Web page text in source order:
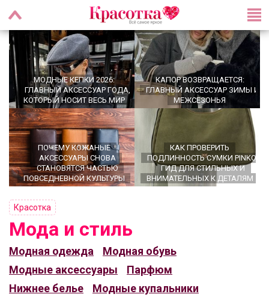
МОДНЫЕ КЕПКИ 2026:
ГЛАВНЫЙ АКСЕССУАР ГОДА,
КОТОРЫЙ НОСИТ ВЕСЬ МИР
КАПОР ВОЗВРАЩАЕТСЯ:
ГЛАВНЫЙ АКСЕССУАР ЗИМЫ И
МЕЖСЕЗОНЬЯ
ПОЧЕМУ КОЖАНЫЕ
АКСЕССУАРЫ СНОВА
СТАНОВЯТСЯ ЧАСТЬЮ
ПОВСЕДНЕВНОЙ КУЛЬТУРЫ
КАК ПРОВЕРИТЬ
ПОДЛИННОСТЬ СУМКИ PINKO:
ГИД ДЛЯ СТИЛЬНЫХ И
ВНИМАТЕЛЬНЫХ К ДЕТАЛЯМ
OFFICECORE 2023/2024:
ОФИСНЫЙ СТИЛЬ
ПЕРСОНАЛЬНЫЙ СТИЛИСТ -
ЗАЧЕМ ОН НУЖЕН?
Красотка
Мода и стиль
Модная одежда
Модная обувь
Модные аксессуары
Парфюм
Нижнее белье
Модные купальники